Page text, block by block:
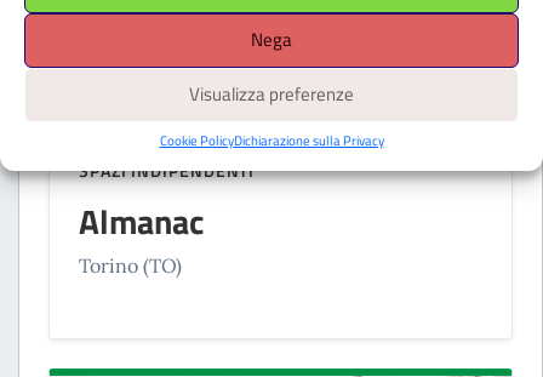
Nega
Visualizza preferenze
Cookie PolicyDichiarazione sulla Privacy
SPAZI INDIPENDENTI
Almanac
Torino (TO)